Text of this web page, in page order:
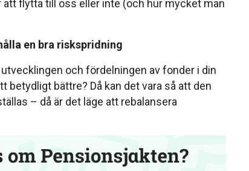
flytta till oss eller inte (och hur mycket man
en bra riskspridning
och fördelningen av fonder i din
betydligt bättre? Då kan det vara så att den
– då är det läge att rebalansera